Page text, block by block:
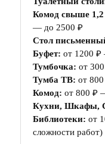
Комод свыше 1,2
— до 2500 ₽
Стол
Буфет: от 1200
Тумбочка: от
Тумба ТВ: от
Комод: от 800 ₽
Кухни, Шкафы,
Библиотеки: от
сложности работ)